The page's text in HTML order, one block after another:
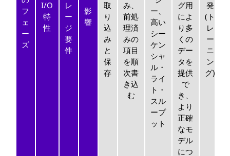
フ
ェ
ー
ズ
I/O
特
性
レ
ー
ジ
要
件
影
響
取
り
込
み
と
保
存
み、
前処
理済
みの
項目
を順
次書
き込
む
ー、
高い
シー
ケン
シャ
ル・
ライ
ト・
スル
ープ
ット
グ用
によ
り多
くの
デー
タを
提供
で
き、
より
正確
なモ
デル
につ
発
(ト
レ
ー
ニ
ン
グ)